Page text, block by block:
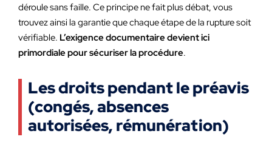
déroule sans faille. Ce principe ne fait plus débat, vous
trouvez ainsi la garantie que chaque étape de la rupture soit
vérifiable. L’exigence documentaire devient ici
primordiale pour sécuriser la procédure.
Les droits pendant le préavis
(congés, absences
autorisées, rémunération)